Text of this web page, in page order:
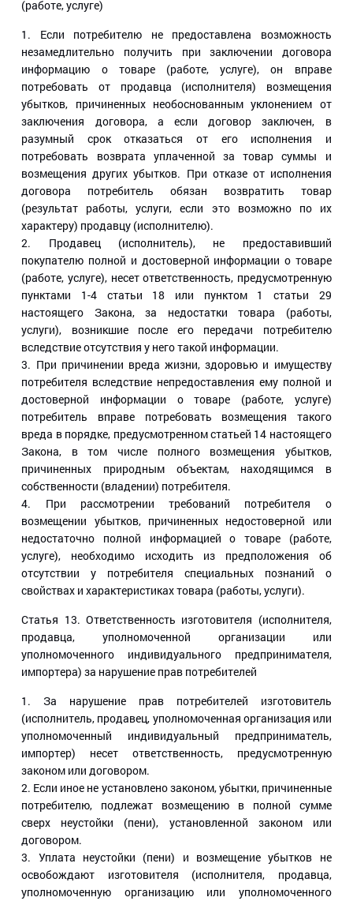
(работе, услуге)
1. Если потребителю не предоставлена возможность
незамедлительно получить при заключении договора
информацию о товаре (работе, услуге), он вправе
потребовать от продавца (исполнителя) возмещения
убытков, причиненных необоснованным уклонением от
заключения договора, а если договор заключен, в
разумный срок отказаться от его исполнения и
потребовать возврата уплаченной за товар суммы и
возмещения других убытков. При отказе от исполнения
договора потребитель обязан возвратить товар
(результат работы, услуги, если это возможно по их
характеру) продавцу (исполнителю).
2. Продавец (исполнитель), не предоставивший
покупателю полной и достоверной информации о товаре
(работе, услуге), несет ответственность, предусмотренную
пунктами 1-4 статьи 18 или пунктом 1 статьи 29
настоящего Закона, за недостатки товара (работы,
услуги), возникшие после его передачи потребителю
вследствие отсутствия у него такой информации.
3. При причинении вреда жизни, здоровью и имуществу
потребителя вследствие непредоставления ему полной и
достоверной информации о товаре (работе, услуге)
потребитель вправе потребовать возмещения такого
вреда в порядке, предусмотренном статьей 14 настоящего
Закона, в том числе полного возмещения убытков,
причиненных природным объектам, находящимся в
собственности (владении) потребителя.
4. При рассмотрении требований потребителя о
возмещении убытков, причиненных недостоверной или
недостаточно полной информацией о товаре (работе,
услуге), необходимо исходить из предположения об
отсутствии у потребителя специальных познаний о
свойствах и характеристиках товара (работы, услуги).
Статья 13. Ответственность изготовителя (исполнителя,
продавца, уполномоченной организации или
уполномоченного индивидуального предпринимателя,
импортера) за нарушение прав потребителей
1. За нарушение прав потребителей изготовитель
(исполнитель, продавец, уполномоченная организация или
уполномоченный индивидуальный предприниматель,
импортер) несет ответственность, предусмотренную
законом или договором.
2. Если иное не установлено законом, убытки, причиненные
потребителю, подлежат возмещению в полной сумме
сверх неустойки (пени), установленной законом или
договором.
3. Уплата неустойки (пени) и возмещение убытков не
освобождают изготовителя (исполнителя, продавца,
уполномоченную организацию или уполномоченного